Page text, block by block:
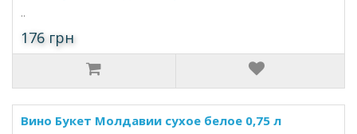
..
176 грн
Вино Букет Молдавии сухое белое 0,75 л